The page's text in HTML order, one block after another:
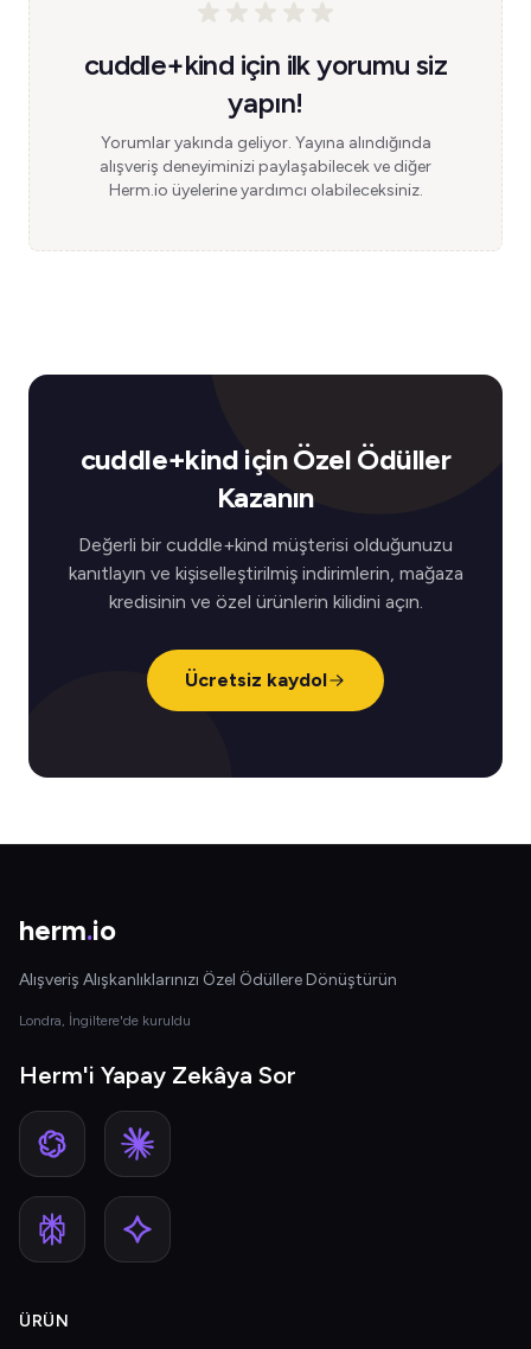
cuddle+kind için ilk yorumu siz
yapın!
Yorumlar yakında geliyor. Yayına alındığında
alışveriş deneyiminizi paylaşabilecek ve diğer
Herm.io üyelerine yardımcı olabileceksiniz.
cuddle+kind için Özel Ödüller
Kazanın
Değerli bir cuddle+kind müşterisi olduğunuzu
kanıtlayın ve kişiselleştirilmiş indirimlerin, mağaza
kredisinin ve özel ürünlerin kilidini açın.
Ücretsiz kaydol
herm.io
Alışveriş Alışkanlıklarınızı Özel Ödüllere Dönüştürün
Londra, İngiltere'de kuruldu
Herm'i Yapay Zekâya Sor
ÜRÜN